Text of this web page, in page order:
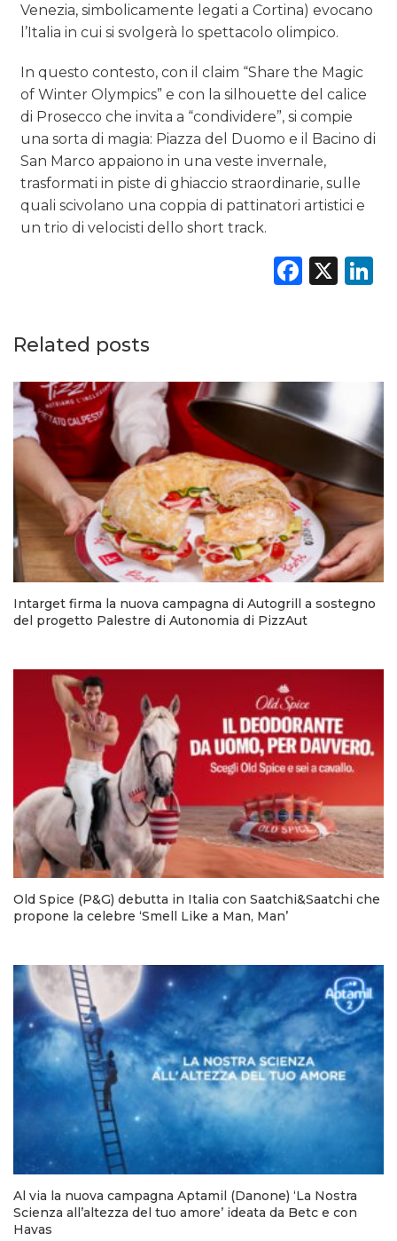
Venezia, simbolicamente legati a Cortina) evocano
l’Italia in cui si svolgerà lo spettacolo olimpico.
In questo contesto, con il claim “Share the Magic
of Winter Olympics” e con la silhouette del calice
di Prosecco che invita a “condividere”, si compie
una sorta di magia: Piazza del Duomo e il Bacino di
San Marco appaiono in una veste invernale,
trasformati in piste di ghiaccio straordinarie, sulle
quali scivolano una coppia di pattinatori artistici e
un trio di velocisti dello short track.
X
Related posts
Intarget firma la nuova campagna di Autogrill a sostegno
del progetto Palestre di Autonomia di PizzAut
Old Spice (P&G) debutta in Italia con Saatchi&Saatchi che
propone la celebre ‘Smell Like a Man, Man’
Al via la nuova campagna Aptamil (Danone) ‘La Nostra
Scienza all’altezza del tuo amore’ ideata da Betc e con
Havas